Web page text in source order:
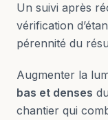
Un suivi après
vérification
pérennité du
Augmenter la
bas et denses
chantier qui